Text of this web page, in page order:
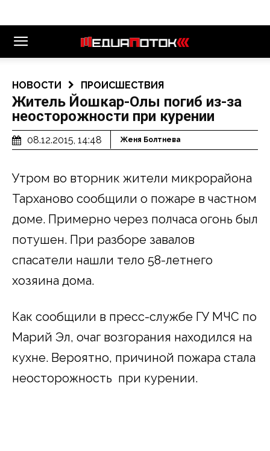
НОВОСТИ ПРОИСШЕСТВИЯ
Житель Йошкар-Олы погиб из-за
неосторожности при курении
08.12.2015, 14:48 Женя Болтнева
Утром во вторник жители микрорайона
Тарханово сообщили о пожаре в частном
доме. Примерно через полчаса огонь был
потушен. При разборе завалов
спасатели нашли тело 58-летнего
хозяина дома.
Как сообщили в пресс-службе ГУ МЧС по
Марий Эл, очаг возгорания находился на
кухне. Вероятно, причиной пожара стала
неосторожность при курении.